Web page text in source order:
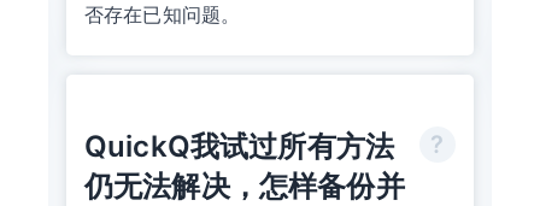
否存在已知问题。
QuickQ我试过所有方法
仍无法解决，怎样备份并